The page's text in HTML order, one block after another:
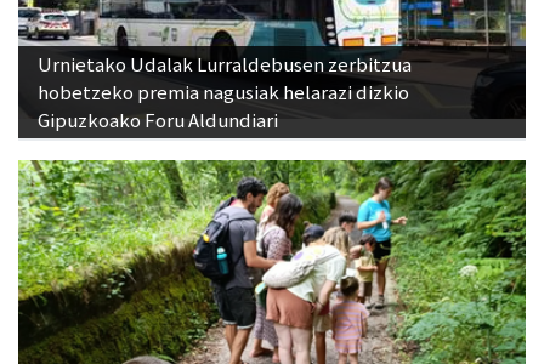
Urnietako Udalak Lurraldebusen zerbitzua
hobetzeko premia nagusiak helarazi dizkio
Gipuzkoako Foru Aldundiari